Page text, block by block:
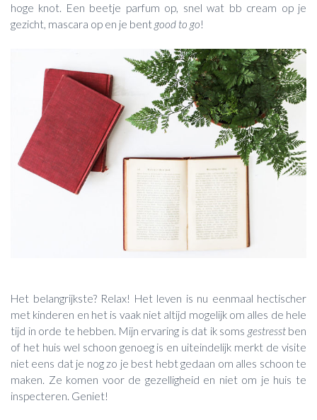
hoge knot. Een beetje parfum op, snel wat bb cream op je
gezicht, mascara op en je bent good to go!
Het belangrijkste? Relax! Het leven is nu eenmaal hectischer
met kinderen en het is vaak niet altijd mogelijk om alles de hele
tijd in orde te hebben. Mijn ervaring is dat ik soms gestresstben
of het huis wel schoon genoeg is en uiteindelijk merkt de visite
niet eens dat je nog zo je best hebt gedaan om alles schoon te
maken. Ze komen voor de gezelligheid en niet om je huis te
inspecteren. Geniet!